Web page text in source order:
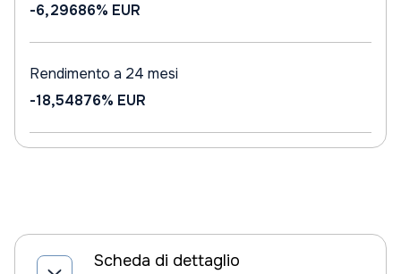
-6,29686% EUR
Rendimento a 24 mesi
-18,54876% EUR
Scheda di dettaglio